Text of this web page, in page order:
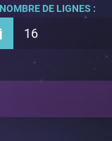
16
NOMBRE DE LIGNES :